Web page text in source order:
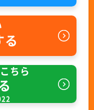
ちら